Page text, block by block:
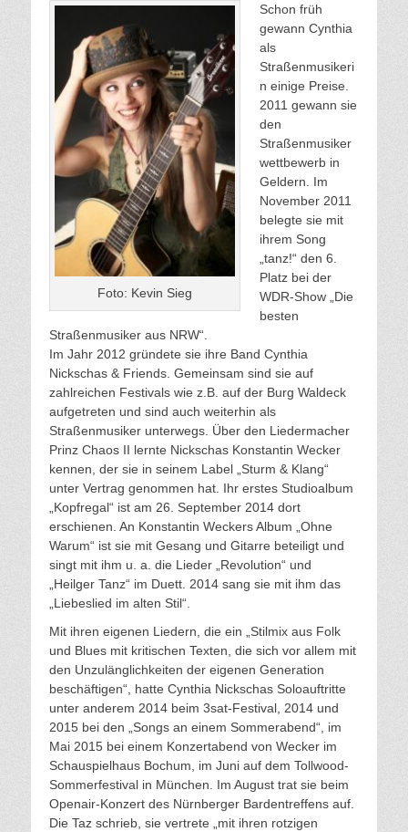
Foto: Kevin Sieg
Schon früh
gewann Cynthia
als
Straßenmusikeri
n einige Preise.
2011 gewann sie
den
Straßenmusiker
wettbewerb in
Geldern. Im
November 2011
belegte sie mit
ihrem Song
„tanz!“ den 6.
Platz bei der
WDR-Show „Die
besten
Straßenmusiker aus NRW“.
Im Jahr 2012 gründete sie ihre Band Cynthia
Nickschas & Friends. Gemeinsam sind sie auf
zahlreichen Festivals wie z.B. auf der Burg Waldeck
aufgetreten und sind auch weiterhin als
Straßenmusiker unterwegs. Über den Liedermacher
Prinz Chaos II lernte Nickschas Konstantin Wecker
kennen, der sie in seinem Label „Sturm & Klang“
unter Vertrag genommen hat. Ihr erstes Studioalbum
„Kopfregal“ ist am 26. September 2014 dort
erschienen. An Konstantin Weckers Album „Ohne
Warum“ ist sie mit Gesang und Gitarre beteiligt und
singt mit ihm u. a. die Lieder „Revolution“ und
„Heilger Tanz“ im Duett. 2014 sang sie mit ihm das
„Liebeslied im alten Stil“.
Mit ihren eigenen Liedern, die ein „Stilmix aus Folk
und Blues mit kritischen Texten, die sich vor allem mit
den Unzulänglichkeiten der eigenen Generation
beschäftigen“, hatte Cynthia Nickschas Soloauftritte
unter anderem 2014 beim 3sat-Festival, 2014 und
2015 bei den „Songs an einem Sommerabend“, im
Mai 2015 bei einem Konzertabend von Wecker im
Schauspielhaus Bochum, im Juni auf dem Tollwood-
Sommerfestival in München. Im August trat sie beim
Openair-Konzert des Nürnberger Bardentreffens auf.
Die Taz schrieb, sie vertrete „mit ihren rotzigen